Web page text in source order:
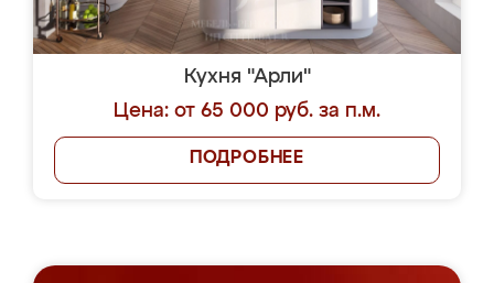
Кухня "Арли"
Цена: от 65 000 руб. за п.м.
ПОДРОБНЕЕ